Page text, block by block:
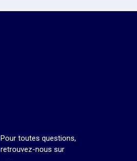
Pour toutes questions,
retrouvez-nous sur